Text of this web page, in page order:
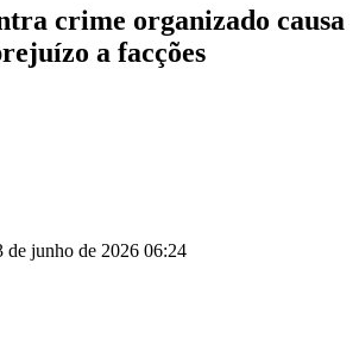
crime organizado causa
a facções
de junho de 2026 06:24